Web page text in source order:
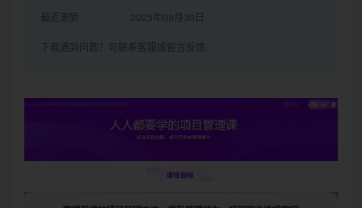
最近更新 2025年08月30日
下载遇到问题？可联系客服或留言反馈